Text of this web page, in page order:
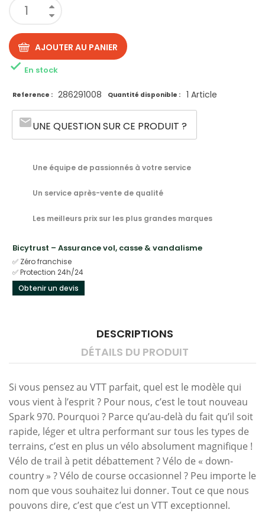
AJOUTER AU PANIER
 En stock
Reference : 286291008 Quantité disponible : 1 Article
emailUNE QUESTION SUR CE PRODUIT ?
Une équipe de passionnés à votre service
Un service après-vente de qualité
Les meilleurs prix sur les plus grandes marques
Bicytrust – Assurance vol, casse & vandalisme
✅ Zéro franchise
✅ Protection 24h/24
Obtenir un devis
DESCRIPTIONS
DÉTAILS DU PRODUIT
Si vous pensez au VTT parfait, quel est le modèle qui
vous vient à l’esprit ? Pour nous, c’est le tout nouveau
Spark 970. Pourquoi ? Parce qu’au-delà du fait qu’il soit
rapide, léger et ultra performant sur tous les types de
terrains, c’est en plus un vélo absolument magnifique !
Vélo de trail à petit débattement ? Vélo de « down-
country » ? Vélo de course occasionnel ? Peu importe le
nom que vous souhaitez lui donner. Tout ce que nous
pouvons dire, c’est que c’est un VTT exceptionnel.